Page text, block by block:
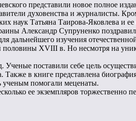
представили новое полное
духовенства и журналисты.
наук Татьяна Таирова-Яковлева и
Александр Супруненко
дальнейшего изучения
половины XVIII в. Но несмотря на
поставили себе цель
Также в книге представлена
ученым помогали меценаты.
ее экземпляров